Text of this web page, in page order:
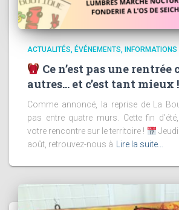
ACTUALITÉS ÉVÉNEMENTS INFORMATIONS
Ce n’est pas une rentrée
autres… et c’est tant mieux !
Comme annoncé, la reprise de La
pas entre quatre murs. Cette fin
votre rencontre sur le territoire !
août, retrouvez-nous à
Lire la suite…